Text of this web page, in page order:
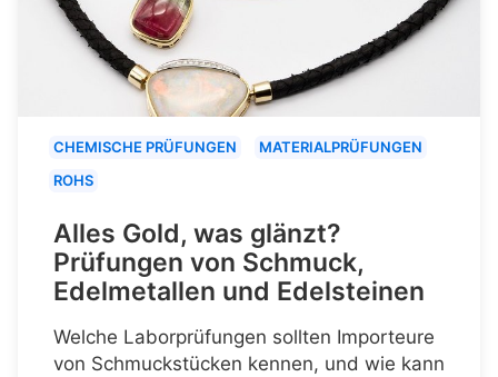
CHEMISCHE PRÜFUNGEN
MATERIALPRÜFUNGEN
ROHS
Alles Gold, was glänzt?
Prüfungen von Schmuck,
Edelmetallen und Edelsteinen
Welche Laborprüfungen sollten Importeure
von Schmuckstücken kennen, und wie kann